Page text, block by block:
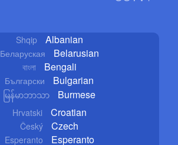
Shqip Albanian
Беларуская Belarusian
বাংলা Bengali
Български Bulgarian
မြန်မာဘာသာ Burmese
Hrvatski Croatian
Český Czech
Esperanto Esperanto